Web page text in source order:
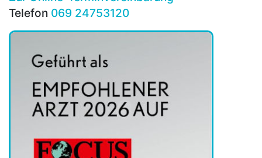
Telefon 069 24753120